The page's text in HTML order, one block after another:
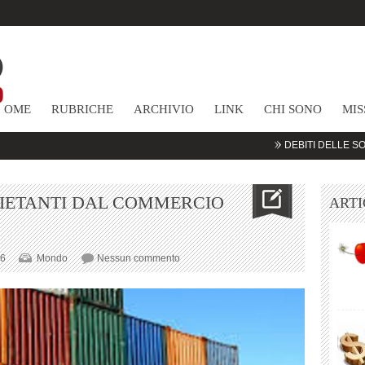
RUBRICHE ARCHIVIO LINK CHI SONO
DEBITI DELLE SOCIETA’
DAL COMMERCIO
Mondo Nessun commentosu
CINA
–
DAL
COMMERCIO